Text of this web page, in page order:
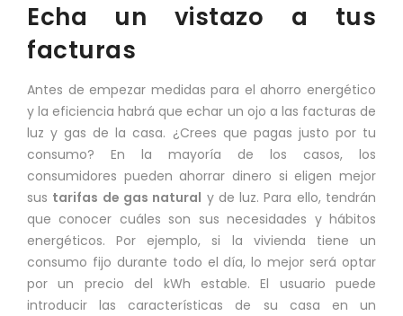
Echa un vistazo a tus
facturas
Antes de empezar medidas para el ahorro energético
y la eficiencia habrá que echar un ojo a las facturas de
luz y gas de la casa. ¿Crees que pagas justo por tu
consumo? En la mayoría de los casos, los
consumidores pueden ahorrar dinero si eligen mejor
sus tarifas de gas natural y de luz. Para ello, tendrán
que conocer cuáles son sus necesidades y hábitos
energéticos. Por ejemplo, si la vivienda tiene un
consumo fijo durante todo el día, lo mejor será optar
por un precio del kWh estable. El usuario puede
introducir las características de su casa en un